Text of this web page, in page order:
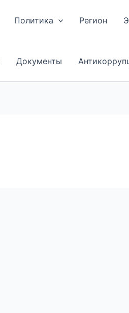
Политика Регион
Документы